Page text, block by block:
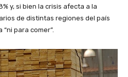
y, si bien la crisis afecta a la
de distintas regiones del país
para comer”.